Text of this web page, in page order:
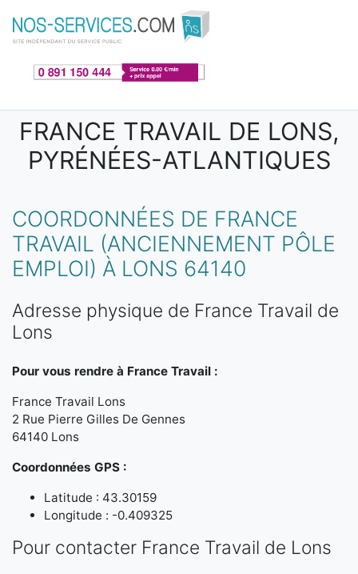
Aller au contenu principal
FRANCE TRAVAIL DE LONS,
PYRÉNÉES-ATLANTIQUES
COORDONNÉES DE FRANCE
TRAVAIL (ANCIENNEMENT PÔLE
EMPLOI) À LONS 64140
Adresse physique de France Travail de
Lons
Pour vous rendre à France Travail :
France Travail Lons
2 Rue Pierre Gilles De Gennes
64140 Lons
Coordonnées GPS :
Latitude : 43.30159
Longitude : -0.409325
Pour contacter France Travail de Lons